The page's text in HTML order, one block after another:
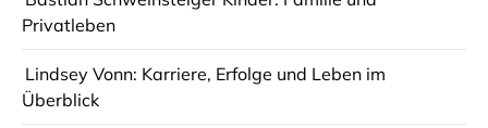
Privatleben
Lindsey Vonn: Karriere, Erfolge und Leben im
Überblick